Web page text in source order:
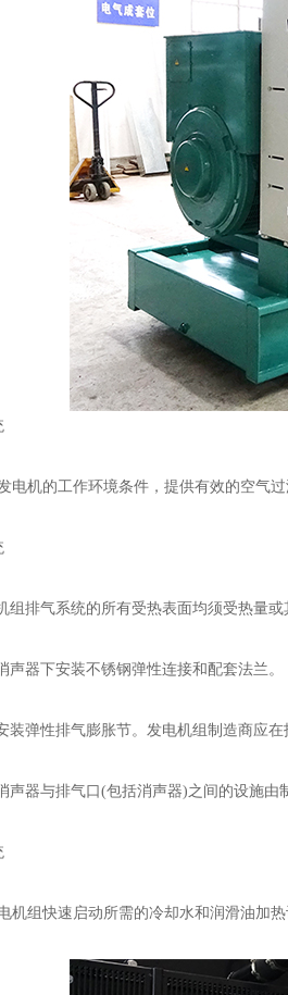
机的工作环境条件，提供有效的空气过
排气系统的所有受热表面均须受热量或
器下安装不锈钢弹性连接和配套法兰。
弹性排气膨胀节。发电机组制造商应在
器与排气口(包括消声器)之间的设施由
组快速启动所需的冷却水和润滑油加热